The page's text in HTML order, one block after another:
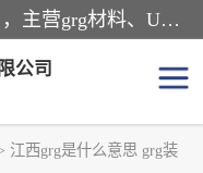
广东饰纪上品建材科技有限公司，主营grg材料、UHPC板、grc构件、uhpc幕墙板、grg厂家、grc厂家、uhpc厂家、GRG吊顶、grg石膏板、grg构件、外墙grc线条、grg造型、grg材料定制，uhpc高性能混凝土，uhpc构件，uhpc镂空挂板，grg材料生产厂家，广东grg厂家，广东grc厂家，联系方式*，2万平厂房，如果您对我公司的产品服务感兴趣，请联系我们。
公司
江西grg是什么意思 grg装